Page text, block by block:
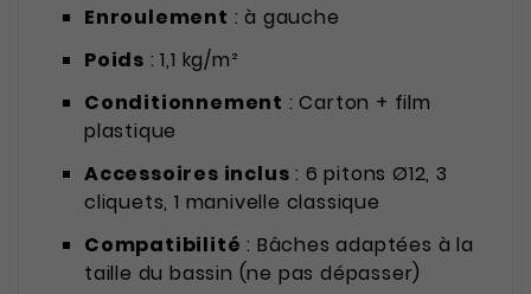
Enroulement : à gauche
Poids : 1,1 kg/m²
Conditionnement : Carton + film
plastique
Accessoires inclus : 6 pitons Ø12, 3
cliquets, 1 manivelle classique
Compatibilité : Bâches adaptées à la
taille du bassin (ne pas dépasser)